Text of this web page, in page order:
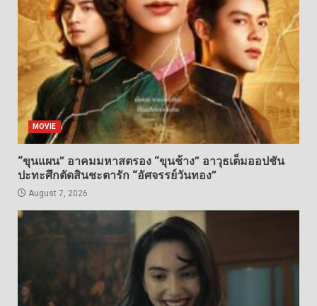
MOVIE
“ขุนแผน” อาคมมหาสตรอง “ขุนช้าง” อาวุธเต็มออปชัน
ปะทะศึกตัดสินชะตารัก “อัศจรรย์วันทอง”
August 7, 2026